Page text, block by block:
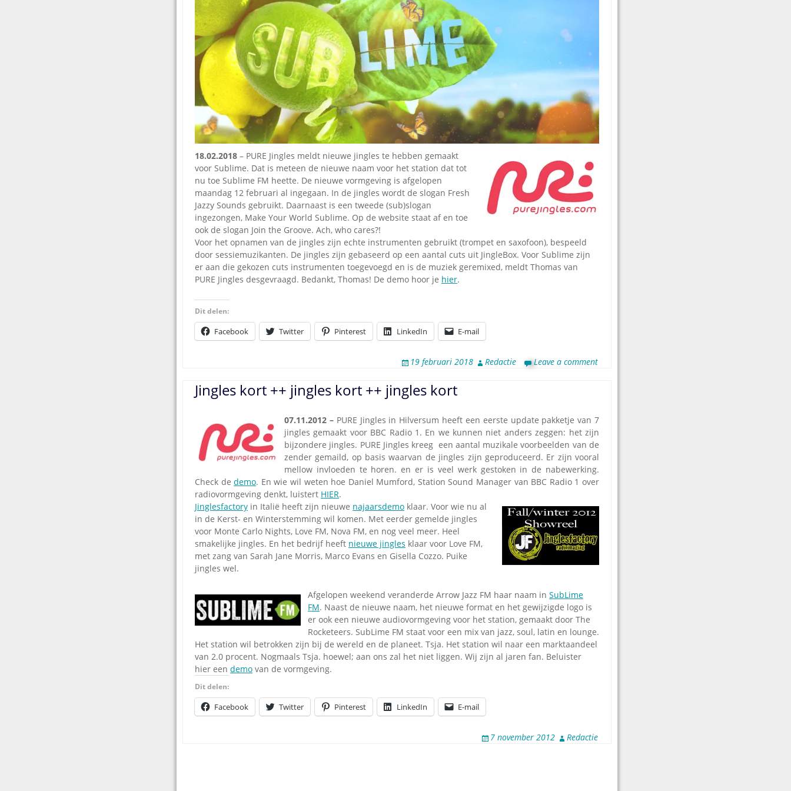
Omroepbanden
Stoomfluit Klaas
Vaak
Uitvinding
jinglecassette
18.02.2018 – PURE Jingles meldt nieuwe jingles te hebben gemaakt
voor Sublime. Dat is meteen de nieuwe naam voor het station dat tot
nu toe Sublime FM heette. De nieuwe vormgeving is afgelopen
maandag 12 februari al ingegaan. In de jingles wordt de slogan Fresh
Jazzy Sounds gebruikt. Daarnaast is een tweede (sub)slogan
ingezongen, Make Your World Sublime. Op de website staat af en toe
ook de slogan Join the Groove. Ach, who cares?!
Voor het opnamen van de jingles zijn echte instrumenten gebruikt (trompet en saxofoon), bespeeld
door sessiemuzikanten. De jingles zijn gebaseerd op een aantal cuts uit JingleBox. Voor Sublime zijn
er aan die gekozen cuts instrumenten toegevoegd en is de muziek geremixed, meldt Thomas van
PURE Jingles desgevraagd. Bedankt, Thomas! De demo hoor je hier.
Dit delen:
Facebook Twitter Pinterest LinkedIn E-mail
19 februari 2018 Redactie Leave a comment
Jingles kort ++ jingles kort ++ jingles kort
07.11.2012 – PURE Jingles in Hilversum heeft een eerste update pakketje van 7
jingles gemaakt voor BBC Radio 1. En we kunnen niet anders zeggen: het zijn
bijzondere jingles. PURE Jingles kreeg een aantal muzikale voorbeelden van de
zender gemaild, op basis waarvan de jingles zijn geproduceerd. Er zijn vooral
mellow invloeden te horen. en er is veel werk gestoken in de nabewerking.
Check dedemo. En wie wil weten hoe Daniel Mumford, Station Sound Manager van BBC Radio 1 over
radiovormgeving denkt, luistert HIER.
Jinglesfactory in Italië heeft zijn nieuwe najaarsdemo klaar. Voor wie nu al
in de Kerst- en Winterstemming wil komen. Met eerder gemelde jingles
voor Monte Carlo Nights, Love FM, Nova FM, en nog veel meer. Heel
smakelijke jingles. En het bedrijf heeft nieuwe jingles klaar voor Love FM,
met zang van Sarah Jane Morris, Marco Evans en Gisella Cozzo. Puike
jingles wel.
Afgelopen weekend veranderde Arrow Jazz FM haar naam in SubLime
FM. Naast de nieuwe naam, het nieuwe format en het gewijzigde logo is
er ook een nieuwe audiovormgeving voor het station, gemaakt door The
Rocketeers. SubLime FM staat voor een mix van jazz, soul, latin en lounge.
Het station wil betrokken zijn bij de wereld en de planeet. Tsja. Het station wil naar een marktaandeel
van 2.0 procent. Nogmaals Tsja. hoewel; aan ons zal het niet liggen. Wij zijn al jaren fan. Beluister
hier een demo van de vormgeving.
Dit delen:
Facebook Twitter Pinterest LinkedIn E-mail
7 november 2012 Redactie